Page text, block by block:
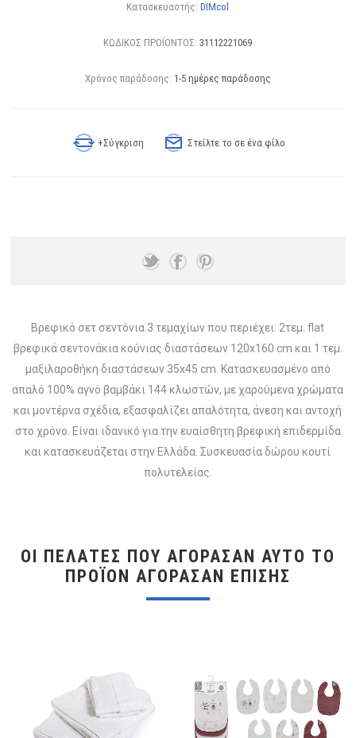
Κατασκευαστής: DIMcol
ΚΩΔΙΚΟΣ ΠΡΟΪΟΝΤΟΣ: 31112221069
Χρόνος παράδοσης: 1-5 ημέρες παράδοσης
+Σύγκριση Στείλτε το σε ένα φίλο
Βρεφικό σετ σεντόνια 3 τεμαχίων που περιέχει: 2τεμ. flat
βρεφικά σεντονάκια κούνιας διαστάσεων 120x160 cm και 1 τεμ.
μαξιλαροθήκη διαστάσεων 35x45 cm. Κατασκευασμένο από
απαλό 100% αγνό βαμβάκι 144 κλωστών, με χαρούμενα χρώματα
και μοντέρνα σχέδια, εξασφαλίζει απαλότητα, άνεση και αντοχή
στο χρόνο. Είναι ιδανικό για την ευαίσθητη βρεφική επιδερμίδα
και κατασκευάζεται στην Ελλάδα. Συσκευασία δώρου κουτί
πολυτελείας.
ΟΙ ΠΕΛΆΤΕΣ ΠΟΥ ΑΓΌΡΑΣΑΝ ΑΥΤΌ ΤΟ
ΠΡΟΪΌΝ ΑΓΌΡΑΣΑΝ ΕΠΊΣΗΣ